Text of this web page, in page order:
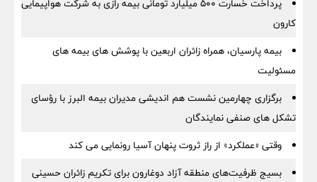
پرداخت خسارت ۵۰۰ میلیارد تومانی بیمه رازی به شرکت هواپیمایی
کارون
بیمه پارسیان، همراه زائران اربعین با پوشش های بیمه های
مسئولیت
برگزاری چهارمین نشست هم اندیشی مدیران بیمه البرز با رؤسای
تشکل های صنفی نمایندگان
وقتی «عملکرد» از راز ثروت پنهان آسیا رونمایی می کند
بسیج ظرفیت‌های منطقه آزاد دوغارون برای تکریم زائران حسینی